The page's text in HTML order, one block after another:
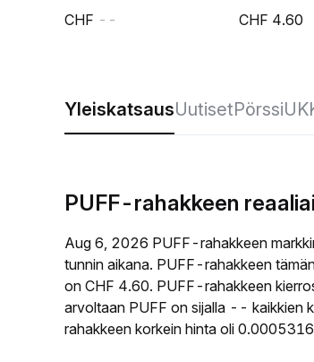
-- 4.60
YleiskatsausUutisetPörssi
PUFF-rahakkeen
Aug 6, 2026 PUFF-rahakkeen
tunnin aikana. PUFF-rahakkeen
on CHF 4.60. PUFF-rahakkeen
arvoltaan PUFF on sijalla -- kaikkien
rahakkeen korkein hinta oli